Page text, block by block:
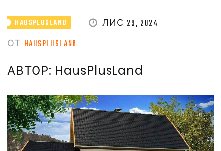
HAUSPLUSLAND
ЛИС 29, 2024
ОТ HAUSPLUSLAND
АВТОР: HausPlusLand